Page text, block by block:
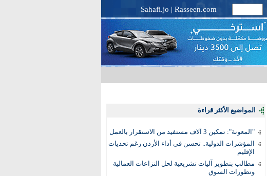
Sahafi.jo | Rasseen.com
المواضيع الأكثر قراءة
"المعونة": تمكين 3 آلاف مستفيد من الاستقرار بالعمل
المؤشرات الدولية.. تحسن في أداء الأردن رغم تحديات
الإقليم
مطالب بتطوير آليات تشريعية لحل النزاعات العمالية
وتطورات السوق